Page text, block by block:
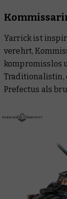
Yarrick ist
verehrt,
kompromisslos
Traditionalistin,
Prefectus als